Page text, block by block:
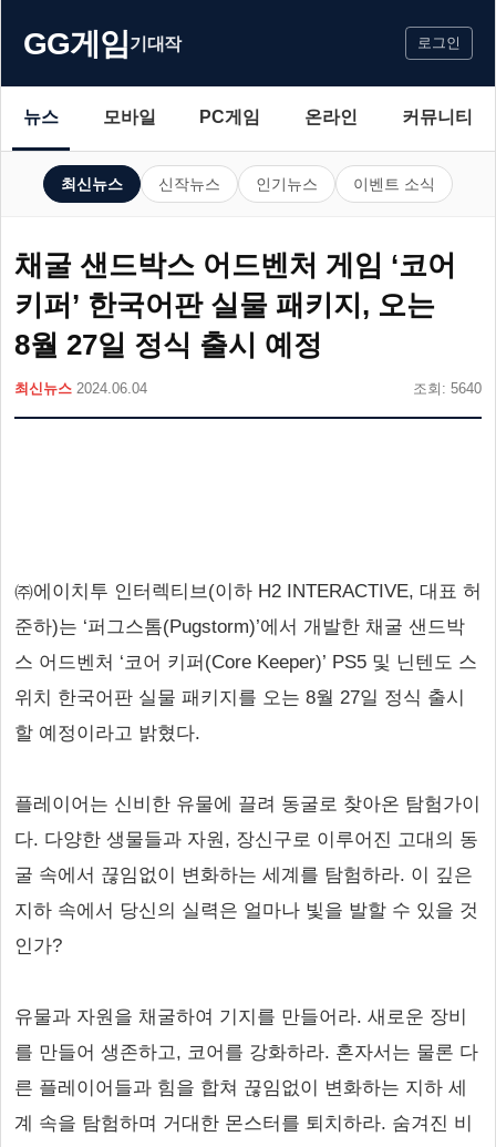
GG게임기대작 로그인
뉴스 모바일 PC게임 온라인 커뮤니티
최신뉴스 신작뉴스 인기뉴스 이벤트 소식
채굴 샌드박스 어드벤처 게임 ‘코어
키퍼’ 한국어판 실물 패키지, 오는
8월 27일 정식 출시 예정
최신뉴스 2024.06.04 조회: 5640
㈜에이치투 인터렉티브(이하 H2 INTERACTIVE, 대표 허
준하)는 ‘퍼그스톰(Pugstorm)’에서 개발한 채굴 샌드박
스 어드벤처 ‘코어 키퍼(Core Keeper)’ PS5 및 닌텐도 스
위치 한국어판 실물 패키지를 오는 8월 27일 정식 출시
할 예정이라고 밝혔다.
플레이어는 신비한 유물에 끌려 동굴로 찾아온 탐험가이
다. 다양한 생물들과 자원, 장신구로 이루어진 고대의 동
굴 속에서 끊임없이 변화하는 세계를 탐험하라. 이 깊은
지하 속에서 당신의 실력은 얼마나 빛을 발할 수 있을 것
인가?
유물과 자원을 채굴하여 기지를 만들어라. 새로운 장비
를 만들어 생존하고, 코어를 강화하라. 혼자서는 물론 다
른 플레이어들과 힘을 합쳐 끊임없이 변화하는 지하 세
계 속을 탐험하며 거대한 몬스터를 퇴치하라. 숨겨진 비